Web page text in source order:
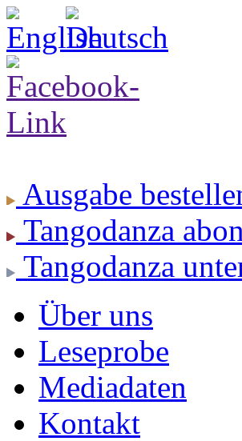
Ausgabe
Tangodanza
Tangodanza
Über uns
Leseprobe
Mediadaten
Kontakt